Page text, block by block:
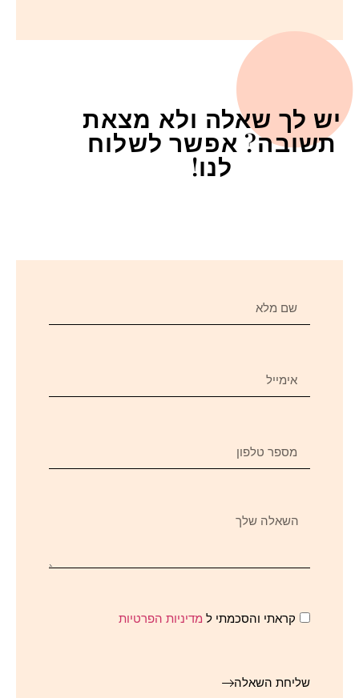
יש לך שאלה ולא מצאת
תשובה? אפשר לשלוח
לנו!
קראתי והסכמתי ל מדיניות הפרטיות
שליחת השאלה